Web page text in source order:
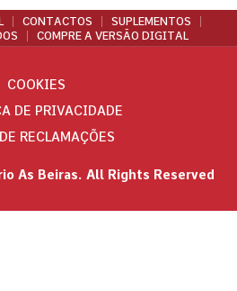
CONTACTOS
SUPLEMENTOS
COMPRE A VERSÃO DIGITAL
As Beiras. All Rights Reserved
COOKIES
DE PRIVACIDADE
RECLAMAÇÕES